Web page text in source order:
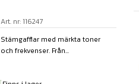
Art. nr: 116247
Stämgafflar med märkta toner
och frekvenser. Från...